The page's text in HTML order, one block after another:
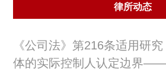
律所动态
《公司法》第216条适用研
体的实际控制人认定边界